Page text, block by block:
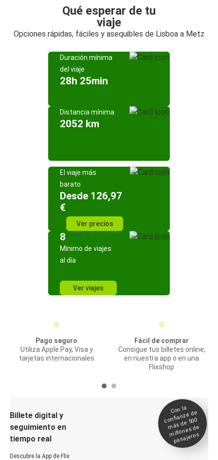
Qué esperar de tu
viaje
Opciones rápidas, fáciles y asequibles de Lisboa a Metz
Duración mínima
del viaje
28h 25min
Distancia mínima
2052 km
El viaje más
barato
Desde 126,97
€
Ver precios
8
Mínimo de viajes
al día
Ver viajes
Pago seguro
Utiliza Apple Pay, Visa y
tarjetas internacionales
Fácil de comprar
Consigue tus billetes online,
en nuestra app o en una
Flixshop
Billete digital y
seguimiento en
tiempo real
Descubre la App de Flix
Con la
confianza de
más de 500
millones de
pasajeros